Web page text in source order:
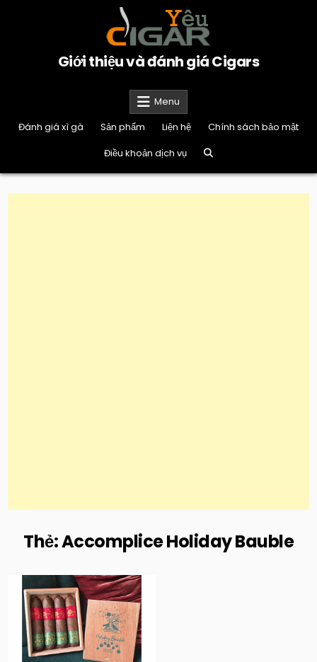
Giới thiệu và đánh giá Cigars
Menu
Đánh giá xì gà
Sản phẩm Liện hệ
Chính sách bảo mật
Điều khoản dịch vụ
Thẻ:Accomplice Holiday Bauble
Posted
in